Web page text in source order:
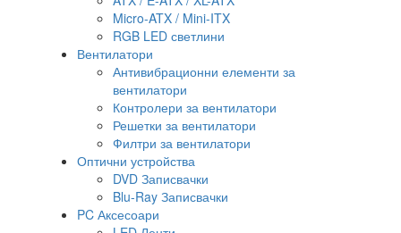
Micro-ATX / Mini-ITX
RGB LED светлини
Вентилатори
Антивибрационни елементи за
вентилатори
Контролери за вентилатори
Решетки за вентилатори
Филтри за вентилатори
Оптични устройства
DVD Записвачки
Blu-Ray Записвачки
PC Аксесоари